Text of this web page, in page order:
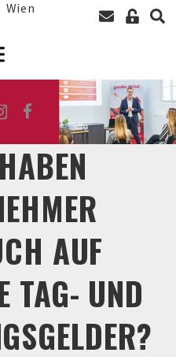
Wien
AUF
TAG- UND